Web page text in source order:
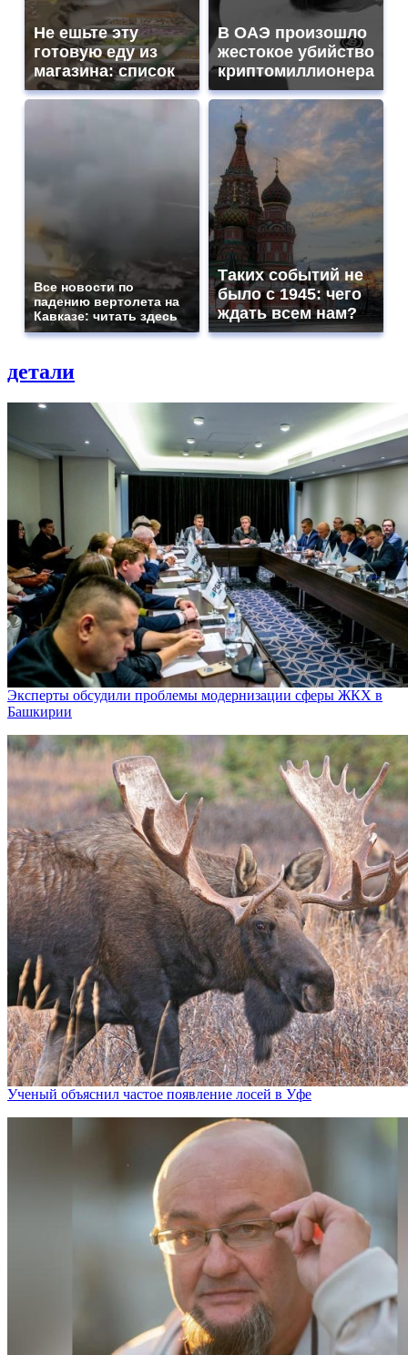
Не ешьте эту
готовую еду из
магазина: список
В ОАЭ произошло
жестокое убийство
криптомиллионера
Все новости по
падению вертолета на
Кавказе: читать здесь
Таких событий не
было с 1945: чего
ждать всем нам?
детали
Эксперты обсудили проблемы модернизации сферы ЖКХ в
Башкирии
Ученый объяснил частое появление лосей в Уфе